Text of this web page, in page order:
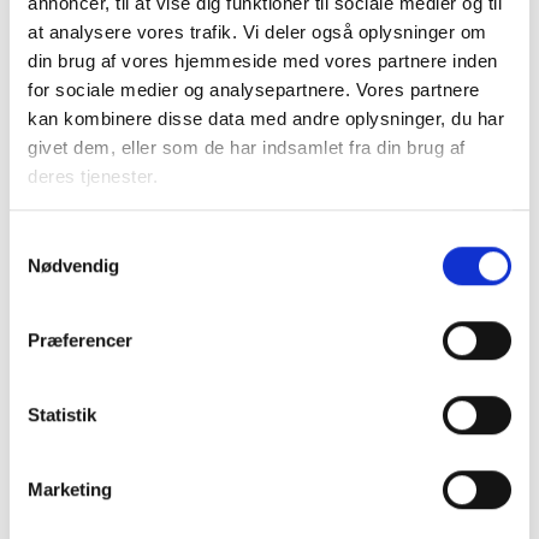
at analysere vores trafik. Vi deler også oplysninger om
din brug af vores hjemmeside med vores partnere inden
for sociale medier og analysepartnere. Vores partnere
kan kombinere disse data med andre oplysninger, du har
givet dem, eller som de har indsamlet fra din brug af
deres tjenester.
Nødvendig
Præferencer
Statistik
Marketing
Kun i de situationer, hvor der er sket justeringer i BBR-
arealet ved nye sager, evt. nyopmåling, eller der i
kommunernes/Udbetaling Danmarks beregning af det
boligstøtteberettigede areal er sket justeringer, vil
arealerne ændre sig efter 1. marts. I princippet har man dog
altid haft pligt til at sikre, at BBR-arealerne og de
skulle den administrative overgang ikke i sig selv give
Bent Madsen